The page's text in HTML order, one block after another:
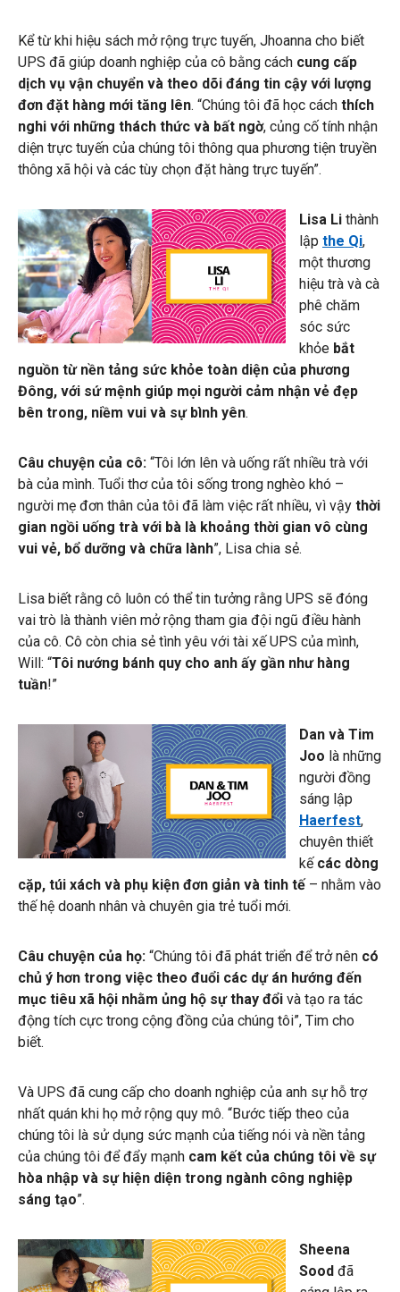
Kể từ khi hiệu sách mở rộng trực tuyến, Jhoanna cho biết
UPS đã giúp doanh nghiệp của cô bằng cách cung cấp
dịch vụ vận chuyển và theo dõi đáng tin cậy với lượng
đơn đặt hàng mới tăng lên. “Chúng tôi đã học cách thích
nghi với những thách thức và bất ngờ, củng cố tính nhận
diện trực tuyến của chúng tôi thông qua phương tiện truyền
thông xã hội và các tùy chọn đặt hàng trực tuyến”.
Lisa Li thành
lập the Qi,
một thương
hiệu trà và cà
phê chăm
sóc sức
khỏe bắt
nguồn từ nền tảng sức khỏe toàn diện của phương
Đông, với sứ mệnh giúp mọi người cảm nhận vẻ đẹp
bên trong, niềm vui và sự bình yên.
Câu chuyện của cô: “Tôi lớn lên và uống rất nhiều trà với
bà của mình. Tuổi thơ của tôi sống trong nghèo khó –
người mẹ đơn thân của tôi đã làm việc rất nhiều, vì vậy thời
gian ngồi uống trà với bà là khoảng thời gian vô cùng
vui vẻ, bổ dưỡng và chữa lành”, Lisa chia sẻ.
Lisa biết rằng cô luôn có thể tin tưởng rằng UPS sẽ đóng
vai trò là thành viên mở rộng tham gia đội ngũ điều hành
của cô. Cô còn chia sẻ tình yêu với tài xế UPS của mình,
Will: “Tôi nướng bánh quy cho anh ấy gần như hàng
tuần!”
Dan và Tim
Joo là những
người đồng
sáng lập
Haerfest,
chuyên thiết
kế các dòng
cặp, túi xách và phụ kiện đơn giản và tinh tế– nhằm vào
thế hệ doanh nhân và chuyên gia trẻ tuổi mới.
Câu chuyện của họ: “Chúng tôi đã phát triển để trở nên có
chủ ý hơn trong việc theo đuổi các dự án hướng đến
mục tiêu xã hội nhằm ủng hộ sự thay đổi và tạo ra tác
động tích cực trong cộng đồng của chúng tôi”, Tim cho
biết.
Và UPS đã cung cấp cho doanh nghiệp của anh sự hỗ trợ
nhất quán khi họ mở rộng quy mô. “Bước tiếp theo của
chúng tôi là sử dụng sức mạnh của tiếng nói và nền tảng
của chúng tôi để đẩy mạnh cam kết của chúng tôi về sự
hòa nhập và sự hiện diện trong ngành công nghiệp
sáng tạo”.
Sheena
Sood đã